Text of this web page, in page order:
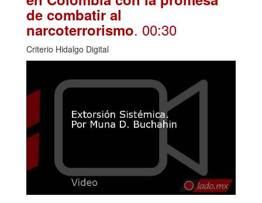
de combatir al
narcoterrorismo. 00:30
Criterio Hidalgo Digital